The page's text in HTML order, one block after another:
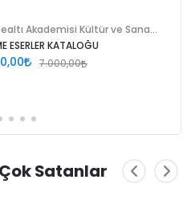
ESERLER KATALOĞU
7.000,00
Satanlar